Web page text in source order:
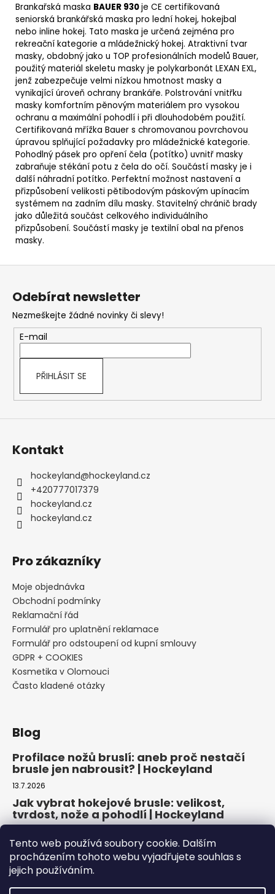
Tento web používá soubory cookie. Dalším
procházením tohoto webu vyjadřujete souhlas s
jejich používáním.
Brankařská maska BAUER 930je CE certifikovaná
seniorská brankářská maska pro lední hokej, hokejbal
nebo inline hokej. Tato maska je určená zejména pro
rekreační kategorie a mládežnický hokej. Atraktivní tvar
masky, obdobný jako u TOP profesionálních modelů Bauer,
použitý materiál skeletu masky je polykarbonát LEXAN EXL,
jenž zabezpečuje velmi nízkou hmotnost masky a
vynikající úroveň ochrany brankáře. Polstrování vnitřku
masky komfortním pěnovým materiálem pro vysokou
ochranu a maximální pohodlí i při dlouhodobém použití.
Certifikovaná mřížka Bauer s chromovanou povrchovou
úpravou splňující požadavky pro mládežnické kategorie.
Pohodlný pásek pro opření čela (potítko) uvnitř masky
zabraňuje stékání potu z čela do očí. Součástí masky je i
další náhradní potítko. Perfektní možnost nastavení a
přizpůsobení velikosti pětibodovým páskovým upínacím
systémem na zadním dílu masky. Stavitelný chránič brady
jako důležitá součást celkového individuálního
přizpůsobení. Součástí masky je textilní obal na přenos
masky.
Z
Odebírat newsletter
Nezmeškejte žádné novinky či slevy!
E-mail
PŘIHLÁSIT SE
Kontakt
hockeyland@hockeyland.cz
+420777017379
hockeyland.cz
hockeyland.cz
Pro zákazníky
Moje objednávka
Obchodní podmínky
Reklamační řád
Formulář pro uplatnění reklamace
Formulář pro odstoupení od kupní smlouvy
GDPR + COOKIES
Kosmetika v Olomouci
Často kladené otázky
Blog
Profilace nožů bruslí: aneb proč nestačí
brusle jen nabrousit? | Hockeyland
13.7.2026
Jak vybrat hokejové brusle: velikost,
tvrdost, nože a pohodlí | Hockeyland
Jak vybrat inline brusle: praktický
průvodce pro pohodlnou a bezpečnou
jízdu | Hockeyland
22.6.2026